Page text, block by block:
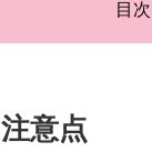
目次
意点